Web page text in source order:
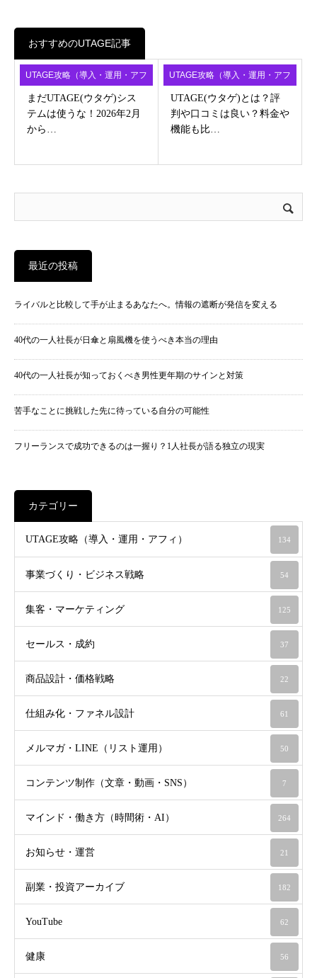
おすすめのUTAGE記事
UTAGE攻略（導入・運用・アフ
ィ）
まだUTAGE(ウタゲ)シス
テムは使うな！2026年2月
から…
UTAGE攻略（導入・運用・アフ
ィ）
UTAGE(ウタゲ)とは？評
判や口コミは良い？料金や
機能も比…
最近の投稿
ライバルと比較して手が止まるあなたへ。情報の遮断が発信を変える
40代の一人社長が日傘と扇風機を使うべき本当の理由
40代の一人社長が知っておくべき男性更年期のサインと対策
苦手なことに挑戦した先に待っている自分の可能性
フリーランスで成功できるのは一握り？1人社長が語る独立の現実
カテゴリー
UTAGE攻略（導入・運用・アフィ） 134
事業づくり・ビジネス戦略 54
集客・マーケティング 125
セールス・成約 37
商品設計・価格戦略 22
仕組み化・ファネル設計 61
メルマガ・LINE（リスト運用） 50
コンテンツ制作（文章・動画・SNS） 7
マインド・働き方（時間術・AI） 264
お知らせ・運営 21
副業・投資アーカイブ 182
YouTube 62
健康 56